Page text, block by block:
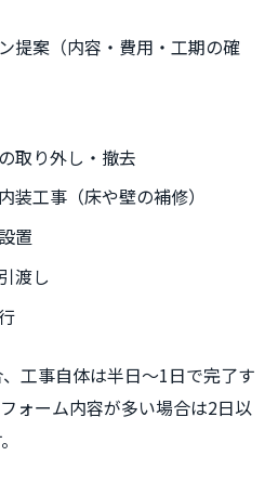
提案（内容・費用・工期の確
取り外し・撤去
装工事（床や壁の補修）
置
渡し
工事自体は半日～1日で完了す
ォーム内容が多い場合は2日以